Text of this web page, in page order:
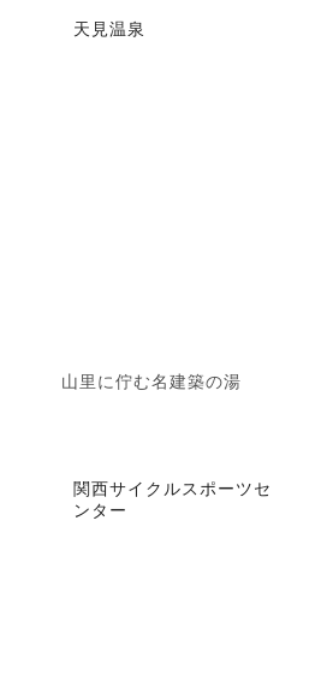
天見温泉
山里に佇む名建築の湯
関西サイクルスポーツセ
ンター